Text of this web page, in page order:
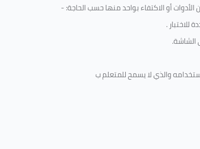
أو الاكتفاء بواحد منها حسب الحاجة: -
.
والذي لا يسمح للمتعلم ب